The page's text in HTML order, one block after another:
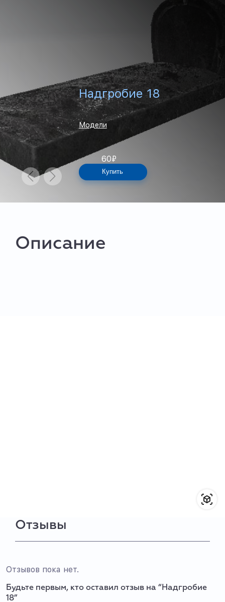
Надгробие 18
Модели
60₽
Купить
Описание
Отзывы
Отзывов пока нет.
Будьте первым, кто оставил отзыв на “Надгробие
18”